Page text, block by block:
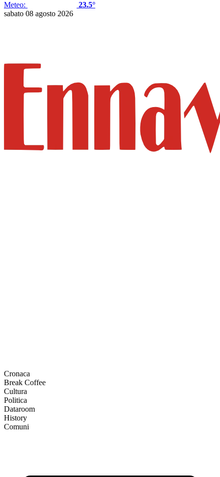
Meteo:
23.5°
sabato 08 agosto 2026
Cronaca
Break Coffee
Cultura
Politica
Dataroom
History
Comuni